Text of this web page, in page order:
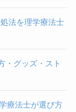
法を理学療法士
・グッズ・スト
療法士が選び方